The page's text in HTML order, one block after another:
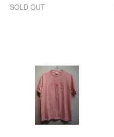
SOLD OUT